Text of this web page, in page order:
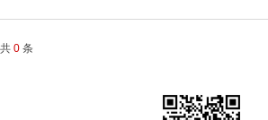
共 0 条